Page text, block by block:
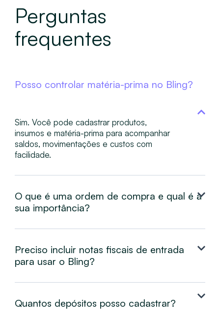
Perguntas
frequentes
Posso controlar matéria-prima no Bling?
Sim. Você pode cadastrar produtos,
insumos e matéria-prima para acompanhar
saldos, movimentações e custos com
facilidade.
O que é uma ordem de compra e qual é a
sua importância?
Preciso incluir notas fiscais de entrada
para usar o Bling?
Quantos depósitos posso cadastrar?